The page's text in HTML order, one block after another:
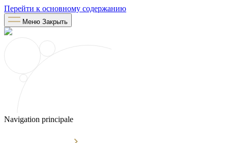
Перейти к основному содержанию
Меню Закрыть
Navigation principale